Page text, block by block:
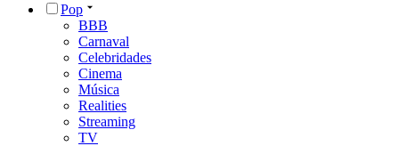
Pop
BBB
Carnaval
Celebridades
Cinema
Música
Realities
Streaming
TV